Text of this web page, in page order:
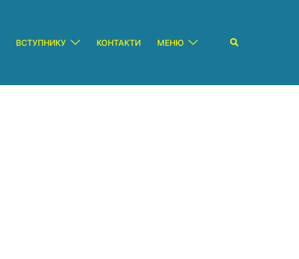
ВСТУПНИКУ КОНТАКТИ МЕНЮ Пошук